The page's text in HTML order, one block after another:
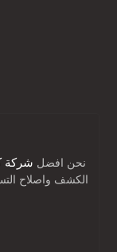
نحن افضل شركة
الكشف واصلاح